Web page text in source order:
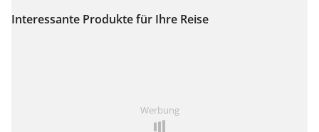
Auf Karte anzeigen
Interessante Produkte für Ihre Reise
Werbung